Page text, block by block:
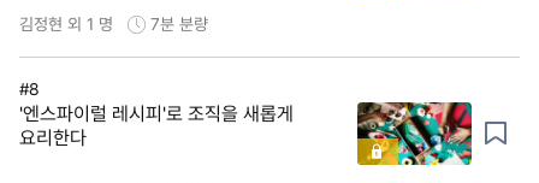
김정현 외 1 명 7분 분량
#8
'엔스파이럴 레시피'로 조직을 새롭게
요리한다